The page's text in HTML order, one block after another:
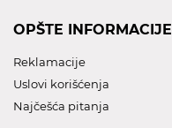
OPŠTE INFORMACIJE
Reklamacije
Uslovi korišćenja
Najčešća pitanja